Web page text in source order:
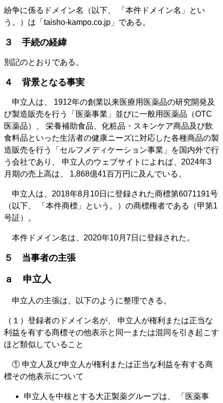
紛争に係るドメイン名（以下、 「本件ドメイン名」とい
う。）は「 taisho-kampo.co.jp 」である。
３ 手続の経緯
別記のとおりである。
４ 背景となる事実
申立人は、 1912年の創業以来医療用医薬品の研究開発及
び製造販売を行う「医薬事業」並びに一般用医薬品（OTC
医薬品）、 栄養補助食品、化粧品・スキンケア商品及び飲
食料品といった生活者の健康ニーズに対応した各種商品の製
造販売を行う「セルフメディケーション事業」を国内外で行
う会社であり、 申立人のウェブサイトによれば、2024年3
月期の売上高は、 1,868億41百万円に及んでいる。
申立人は、2018年8月10日に登録された商標第6071191号
（以下、 「本件商標」という。）の商標権者である（甲第1
号証）。
本件ドメイン名は、2020年10月7日に登録された。
５ 当事者の主張
ａ 申立人
申立人の主張は、以下のように整理できる。
（１）登録者のドメイン名が、 申立人が権利または正当な
利益を有する商標その他表示と同一または混同を引き起こす
ほど類似していること
① 申立人及び申立人が権利または正当な利益を有する商
標その他表示について
申立人を中核とする大正製薬グループは、 「医薬事